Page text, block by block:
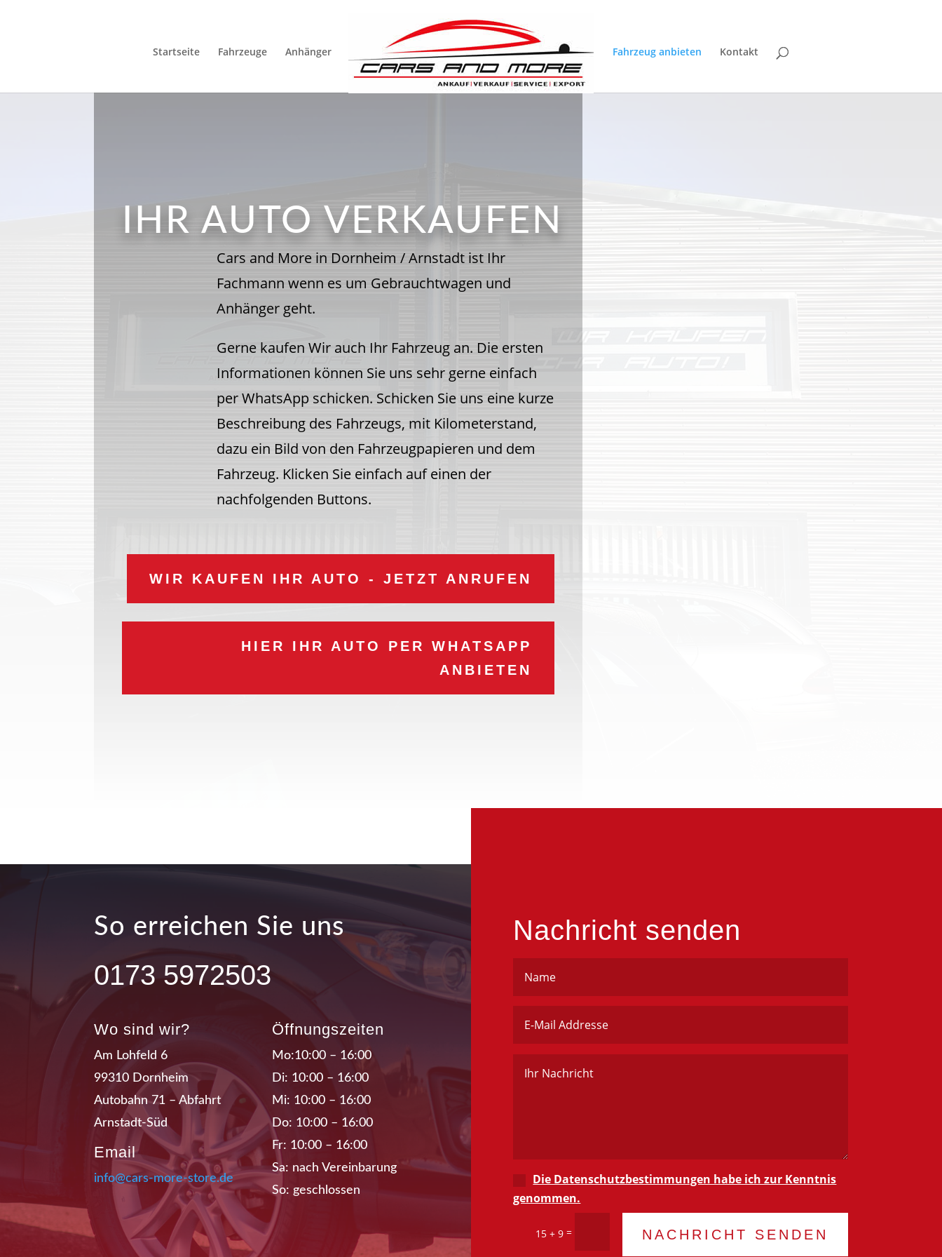
Startseite Fahrzeuge Anhänger Fahrzeug anbieten Kontakt
IHR AUTO VERKAUFEN
Cars and More in Dornheim / Arnstadt ist Ihr
Fachmann wenn es um Gebrauchtwagen und
Anhänger geht.
Gerne kaufen Wir auch Ihr Fahrzeug an. Die ersten
Informationen können Sie uns sehr gerne einfach
per WhatsApp schicken. Schicken Sie uns eine kurze
Beschreibung des Fahrzeugs, mit Kilometerstand,
dazu ein Bild von den Fahrzeugpapieren und dem
Fahrzeug. Klicken Sie einfach auf einen der
nachfolgenden Buttons.
WIR KAUFEN IHR AUTO - JETZT ANRUFEN
HIER IHR AUTO PER WHATSAPP
ANBIETEN
So erreichen Sie uns
0173 5972503
Wo sind wir?
Am Lohfeld 6
99310 Dornheim
Autobahn 71 – Abfahrt
Arnstadt-Süd
Email
info@cars-more-store.de
Öffnungszeiten
Mo:10:00 – 16:00
Di: 10:00 – 16:00
Mi: 10:00 – 16:00
Do: 10:00 – 16:00
Fr: 10:00 – 16:00
Sa: nach Vereinbarung
So: geschlossen
Nachricht senden
Die Datenschutzbestimmungen habe ich zur Kenntnis
genommen.
15 + 9= NACHRICHT SENDEN